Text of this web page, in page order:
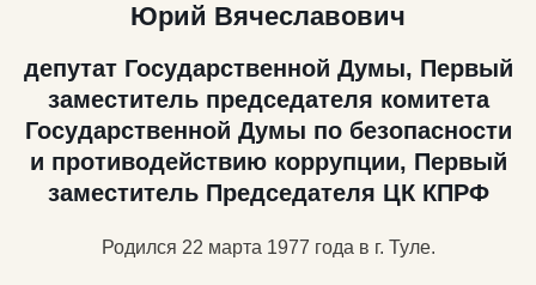
Юрий Вячеславович
депутат Государственной Думы, Первый
заместитель председателя комитета
Государственной Думы по безопасности
и противодействию коррупции, Первый
заместитель Председателя ЦК КПРФ
Родился 22 марта 1977 года в г. Туле.